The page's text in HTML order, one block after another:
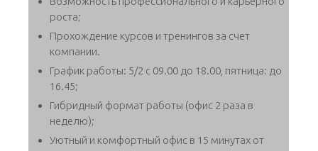
роста;
Прохождение курсов и тренингов за счет
компании.
График работы: 5/2 с 09.00 до 18.00, пятница: до
16.45;
Гибридный формат работы (офис 2 раза в
неделю);
Уютный и комфортный офис в 15 минутах от